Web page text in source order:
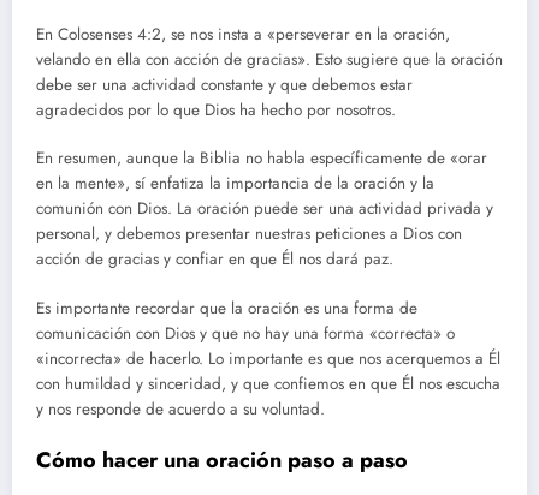
En Colosenses 4:2, se nos insta a «perseverar en la oración,
velando en ella con acción de gracias». Esto sugiere que la oración
debe ser una actividad constante y que debemos estar
agradecidos por lo que Dios ha hecho por nosotros.
En resumen, aunque la Biblia no habla específicamente de «orar
en la mente», sí enfatiza la importancia de la oración y la
comunión con Dios. La oración puede ser una actividad privada y
personal, y debemos presentar nuestras peticiones a Dios con
acción de gracias y confiar en que Él nos dará paz.
Es importante recordar que la oración es una forma de
comunicación con Dios y que no hay una forma «correcta» o
«incorrecta» de hacerlo. Lo importante es que nos acerquemos a Él
con humildad y sinceridad, y que confiemos en que Él nos escucha
y nos responde de acuerdo a su voluntad.
Cómo hacer una oración paso a paso